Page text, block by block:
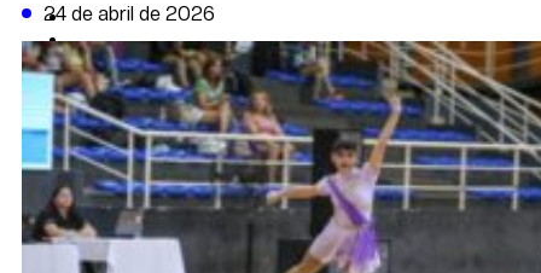
DATA FIRME
DE LA TRIBUNA TV
24 de abril de 2026